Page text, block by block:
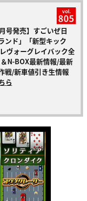
vol.
805
号発売】すごいぜ日
ンド」「新型キック
ヴォーグレイバック全
N-BOX最新情報/最新
戦/新車値引き生情報
ら